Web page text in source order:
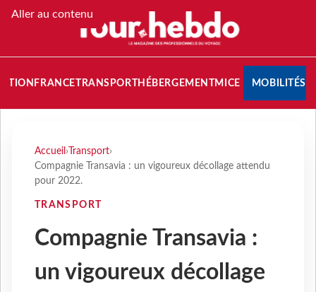
Aller au contenu
FRANCETRANSPORT HÉBERGEMENTMICE MOBILITÉS
Accueil › Transport›
Compagnie Transavia : un vigoureux décollage attendu
pour 2022.
TRANSPORT
Compagnie Transavia :
un vigoureux décollage